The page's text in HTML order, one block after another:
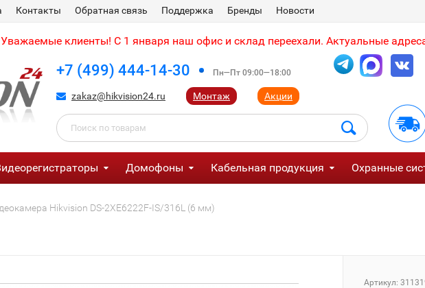
Контакты Обратная связь Поддержка Бренды Новости
Уважаемые клиенты! С 1 января наш офис и склад переехали. Актуальные
+7 (499) 444-14-30 Пн—Пт 09:00—18:00
zakaz@hikvision24.ru Монтаж Акции
Домофоны Кабельная продукция Охранные
Hikvision DS-2XE6222F-IS/316L (6 мм)
Артикул: